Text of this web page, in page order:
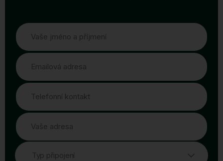
Vaše jméno a příjmení
Emailová adresa
Telefonní kontakt
Vaše adresa
Typ připojení